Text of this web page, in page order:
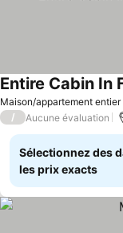
Maison/appartement entier
/ Aucune évaluation
Sélectionnez des
les prix exacts